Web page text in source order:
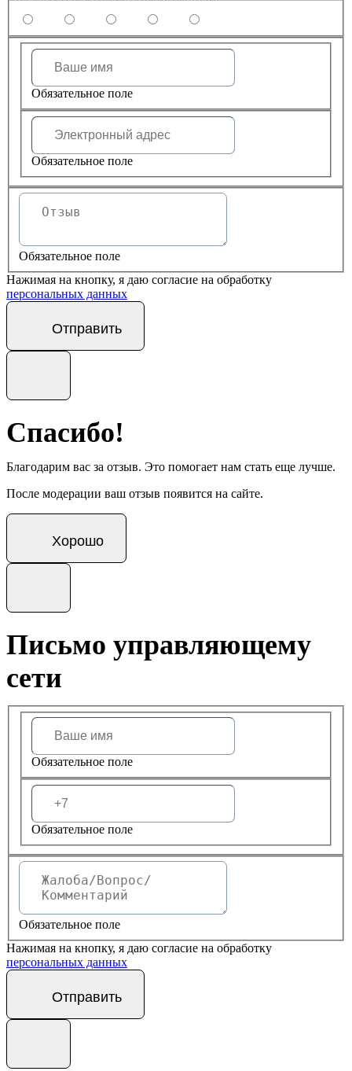
Обязательное поле
Обязательное поле
Обязательное поле
Нажимая на кнопку, я даю согласие на обработку
персональных данных
Отправить
Спасибо!
Благодарим вас за отзыв. Это помогает нам стать еще лучше.
После модерации ваш отзыв появится на сайте.
Хорошо
Письмо управляющему
сети
Обязательное поле
Обязательное поле
Обязательное поле
Нажимая на кнопку, я даю согласие на обработку
персональных данных
Отправить